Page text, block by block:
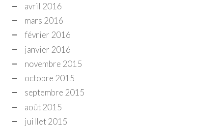
avril 2016
mars 2016
février 2016
janvier 2016
novembre 2015
octobre 2015
septembre 2015
août 2015
juillet 2015